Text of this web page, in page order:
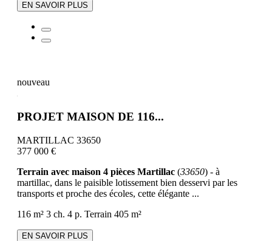
EN SAVOIR PLUS
nouveau
PROJET MAISON DE 116...
MARTILLAC 33650
377 000 €
Terrain avec maison 4 pièces Martillac (33650) - à
martillac, dans le paisible lotissement bien desservi par les
transports et proche des écoles, cette élégante ...
116 m² 3 ch. 4 p. Terrain 405 m²
EN SAVOIR PLUS